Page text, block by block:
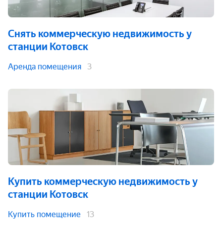
Снять коммерческую недвижимость у
станции Котовск
Аренда помещения 3
Купить коммерческую недвижимость у
станции Котовск
Купить помещение 13